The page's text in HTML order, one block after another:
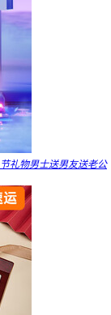
礼物男士送男友送老公